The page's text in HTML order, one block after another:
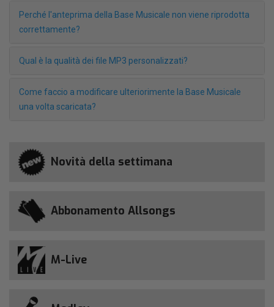
Perché l'anteprima della Base Musicale non viene riprodotta
correttamente?
Qual è la qualità dei file MP3 personalizzati?
Come faccio a modificare ulteriorimente la Base Musicale
una volta scaricata?
Novità della settimana
Abbonamento Allsongs
M-Live